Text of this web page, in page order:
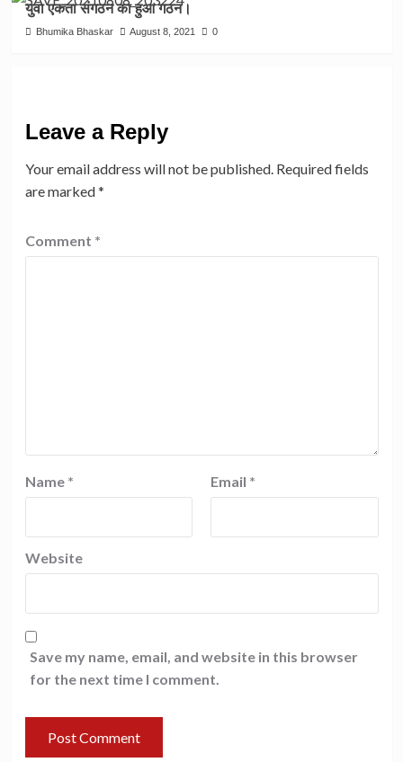
युवा एकता संगठन का हुआ गठन।
Bhumika Bhaskar August 8, 2021 0
Leave a Reply
Your email address will not be published. Required fields
are marked*
Comment *
Name * Email *
Website
Save my name, email, and website in this browser
for the next time I comment.